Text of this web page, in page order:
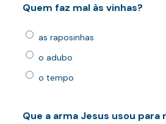
Quem faz mal às vinhas?
as raposinhas
o adubo
o tempo
Que a arma Jesus usou para